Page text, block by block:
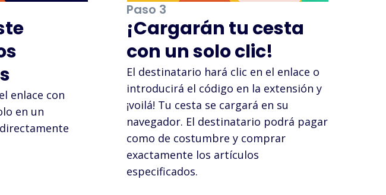
enlace con
en un
Paso 3
¡Cargarán tu cesta
con un solo clic!
El destinatario hará clic en el enlace o
introducirá el código en la extensión y
¡voilá! Tu cesta se cargará en su
navegador. El destinatario podrá pagar
como de costumbre y comprar
exactamente los artículos
especificados.